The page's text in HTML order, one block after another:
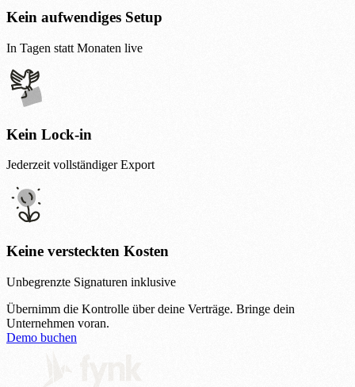
Kein aufwendiges Setup
In Tagen statt Monaten live
Kein Lock-in
Jederzeit vollständiger Export
Keine versteckten Kosten
Unbegrenzte Signaturen inklusive
Übernimm die Kontrolle über deine Verträge. Bringe dein
Unternehmen voran.
Demo buchen